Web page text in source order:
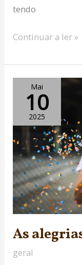
tendo
Continuar a ler »
Mai
10
2025
As
geral
alegrias
esperanças